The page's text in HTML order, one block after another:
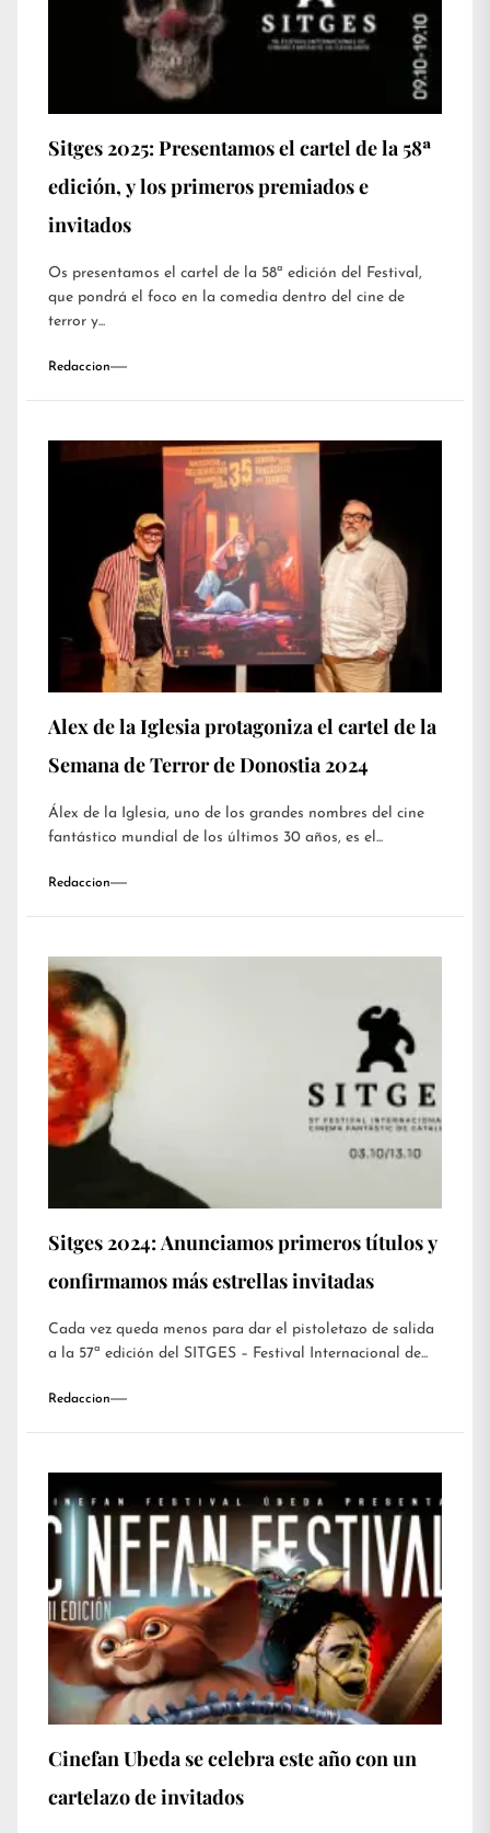
Sitges 2025: Presentamos el cartel de la 58ª
edición, y los primeros premiados e
invitados
Os presentamos el cartel de la 58ª edición del Festival,
que pondrá el foco en la comedia dentro del cine de
terror y...
Redaccion
Alex de la Iglesia protagoniza el cartel de la
Semana de Terror de Donostia 2024
Álex de la Iglesia, uno de los grandes nombres del cine
fantástico mundial de los últimos 30 años, es el...
Redaccion
Sitges 2024: Anunciamos primeros títulos y
confirmamos más estrellas invitadas
Cada vez queda menos para dar el pistoletazo de salida
a la 57ª edición del SITGES – Festival Internacional de...
Redaccion
Cinefan Ubeda se celebra este año con un
cartelazo de invitados